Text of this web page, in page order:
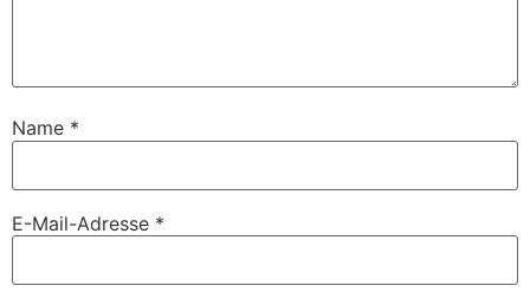
Name *
E-Mail-Adresse *